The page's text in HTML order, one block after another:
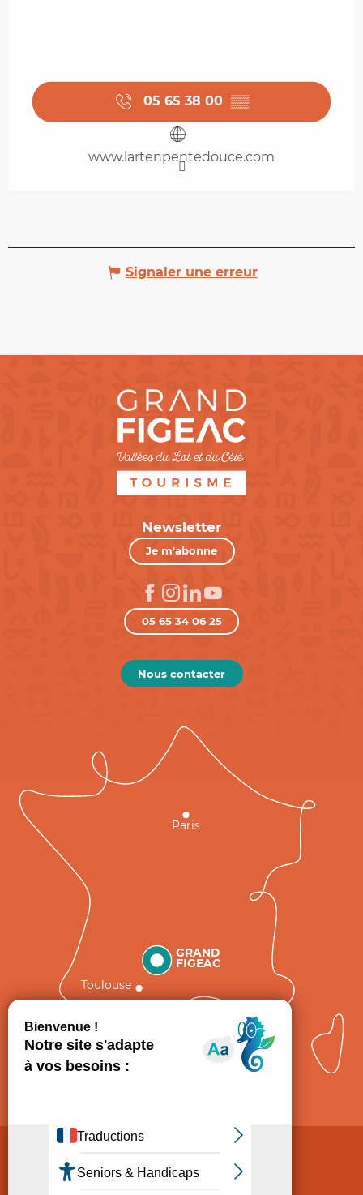
05 65 38 00 ▒▒
www.lartenpentedouce.com
Signaler une erreur
Newsletter
Je m'abonne
05 65 34 06 25
Nous contacter
GRAND
FIGEAC
Toulouse
Paris
Politique de Protection des données
Consentement